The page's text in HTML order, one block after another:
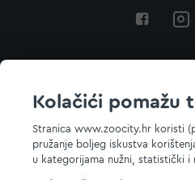
Kolačići pomažu
Stranica www.zoocity.hr koristi
pružanje boljeg iskustva
u kategorijama nužni, statistički i
© 2026 ZOOCITY.